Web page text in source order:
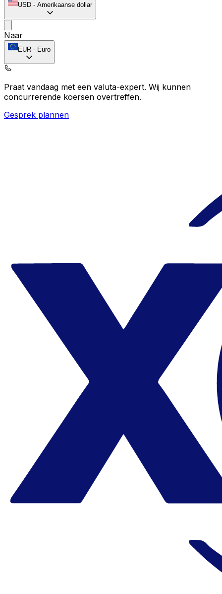
USD - Amerikaanse dollar
Naar
EUR - Euro
Praat vandaag met een valuta-expert. Wij kunnen
concurrerende koersen overtreffen.
Gesprek plannen